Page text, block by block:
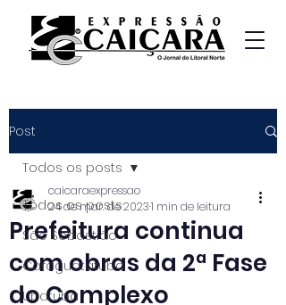
Post
Todos os posts
São Sebastião
Caraguatatuba
Ubatuba
Todos os posts
Prefeitura continua
com obras da 2ª Fase
do Complexo
caicaraexpressao
24 de mar. de 20231 min de leitura